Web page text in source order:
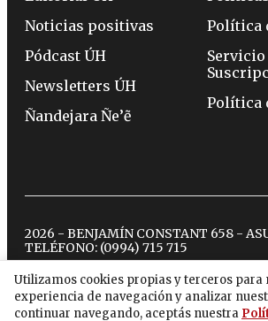
Utilizamos cookies propias y terceros para
experiencia de navegación y analizar
continuar navegando, aceptás nuestra
Noticias positivas
Pódcast ÚH
Newsletters ÚH
Ñandejara Ñe’ẽ
Política
Servicio
Política
2026 - BENJAMÍN CONSTANT 658 -
TELÉFONO: (0994) 715 715
twitterinstagram
facebook
tiktok